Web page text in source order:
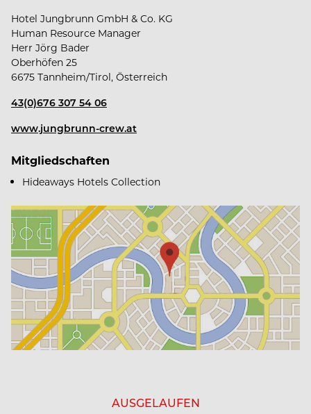
Das bekommst du von uns
Sicherer & mehrmals ausgezeichneter Arbeitgeber
Jahresstelle mit 14 Monatsgehältern
Geregelte Arbeitszeiten und verschiedene
Arbeitszeitmodelle
3, 4 oder 5 Tage-Woche möglich
kosenfreie Nutzung des Mitarbeiterautos (bei
Hotel Jungbrunn GmbH & Co. KG
Human Resource Manager
Herr Jörg Bader
Oberhöfen 25
6675 Tannheim/Tirol, Österreich
43(0)676 307 54 06
www.jungbrunn-crew.at
Mitgliedschaften
Hideaways Hotels Collection
AUSGELAUFEN